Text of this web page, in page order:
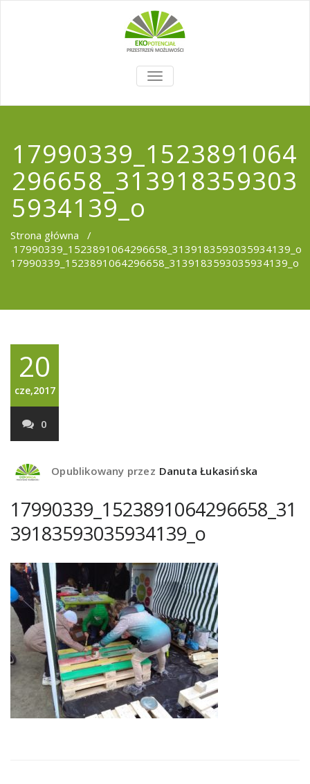
TOGGLE
NAVIGATION
17990339_1523891064
296658_313918359303
5934139_o
Strona główna /
17990339_1523891064296658_3139183593035934139_o
17990339_1523891064296658_3139183593035934139_o
20
cze,2017
0
Opublikowany przez Danuta Łukasińska
17990339_1523891064296658_31
39183593035934139_o